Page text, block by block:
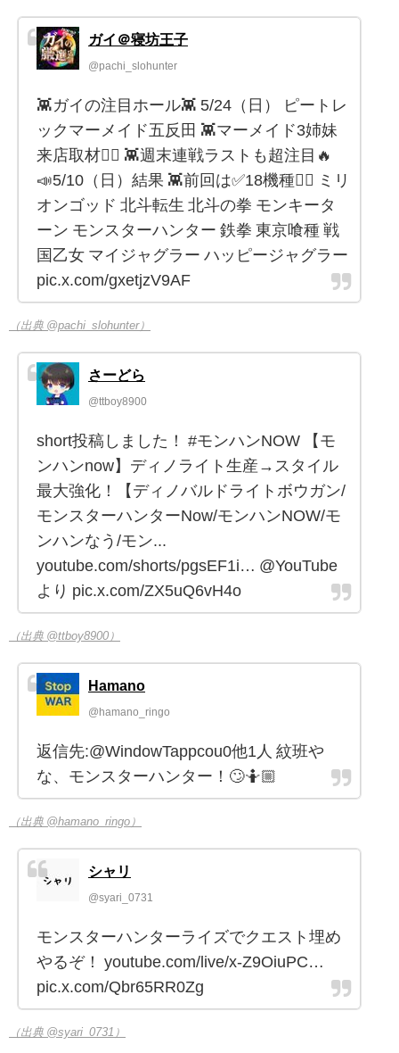
ガイ＠寝坊王子
@pachi_slohunter
👾ガイの注目ホール👾 5/24（日） ピートレ
ックマーメイド五反田 👾マーメイド3姉妹
来店取材🧜‍♀️ 👾週末連戦ラストも超注目🔥
📣5/10（日）結果 👾前回は✅18機種🧜‍♀️ ミリ
オンゴッド 北斗転生 北斗の拳 モンキータ
ーン モンスターハンター 鉄拳 東京喰種 戦
国乙女 マイジャグラー ハッピージャグラー
pic.x.com/gxetjzV9AF
（出典 @pachi_slohunter）
さーどら
@ttboy8900
short投稿しました！ #モンハンNOW 【モ
ンハンnow】ディノライト生産→スタイル
最大強化！【ディノバルドライトボウガン/
モンスターハンターNow/モンハンNOW/モ
ンハンなう/モン...
youtube.com/shorts/pgsEF1i… @YouTube
より pic.x.com/ZX5uQ6vH4o
（出典 @ttboy8900）
Hamano
@hamano_ringo
返信先:@WindowTappcou0他1人 紋班や
な、モンスターハンター！🙄🤷🏼
（出典 @hamano_ringo）
シャリ
@syari_0731
モンスターハンターライズでクエスト埋め
やるぞ！ youtube.com/live/x-Z9OiuPC…
pic.x.com/Qbr65RR0Zg
（出典 @syari_0731）